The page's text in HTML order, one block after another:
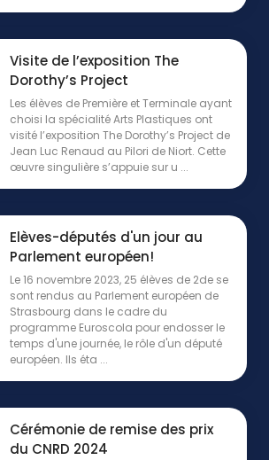
Visite de l’exposition The
Dorothy’s Project
Les élèves de Première et Terminale ayant
choisi la spécialité Arts Plastiques ont
visité l’exposition The Dorothy’s Project de
Jean Luc Renaud au Pilori de Niort. Cette
œuvre singulière s’appuie sur u ...
Elèves-députés d'un jour au
Parlement européen!
Le 16 novembre 2023, 25 élèves de 2de se
sont rendus au Parlement européen de
Strasbourg dans le cadre du
programme Euroscola pour endosser le
temps d'une journée, le rôle d'un député
européen. Ils éta ...
Cérémonie de remise des prix
du CNRD 2024